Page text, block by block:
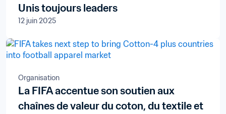
Unis toujours leaders
12 juin 2025
Organisation
La FIFA accentue son soutien aux
chaînes de valeur du coton, du textile et